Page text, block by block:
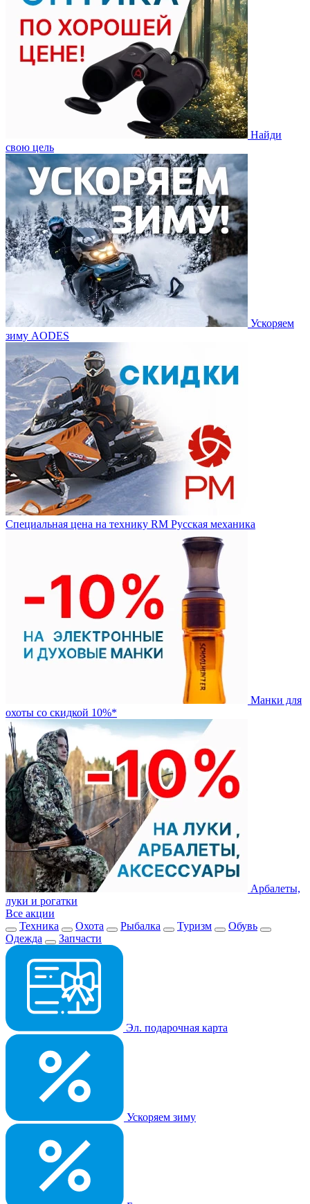
Найди
свою цель
Ускоряем
зиму AODES
Специальная цена на технику RM Русская механика
Манки для
охоты со скидкой 10%*
Арбалеты,
луки и рогатки
Все акции
Техника
Охота Рыбалка Туризм
Обувь
Одежда
Запчасти
Эл. подарочная карта
Ускоряем зиму